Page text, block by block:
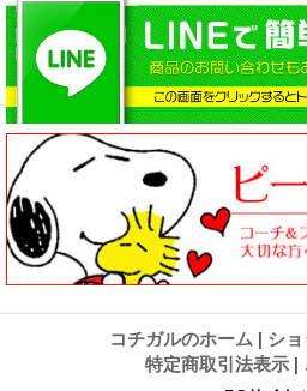
コチガルのホーム | シ
特定商取引法表示 |